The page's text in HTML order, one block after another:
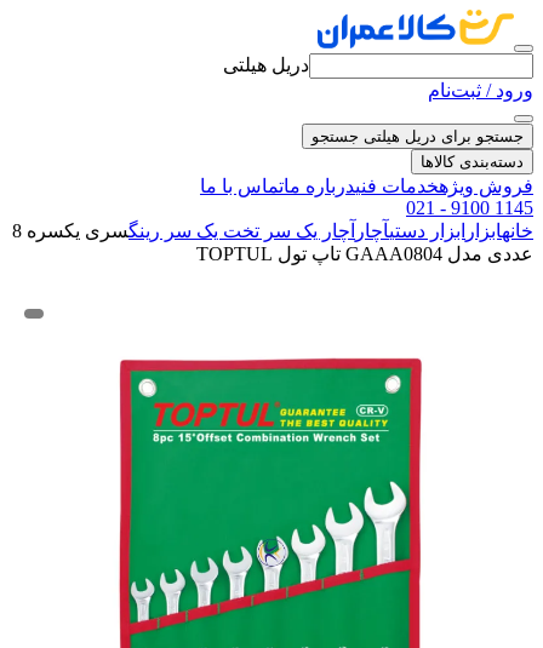
دریل هیلتی
ورود / ثبت‌نام
جستجو برای دریل هیلتی جستجو
دسته‌بندی کالاها
فروش ویژهخدمات فنیدرباره ماتماس با ما
021 - 9100 1145
خانهابزار ابزار دستیآچار آچار یک سر تخت یک سر رینگ
سری یکسره 8
عددی مدل GAAA0804 تاپ تول TOPTUL